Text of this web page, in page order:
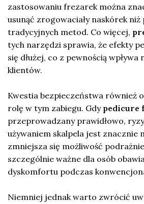
zastosowaniu frezarek można
usunąć zrogowaciały naskórek niż
tradycyjnych metod. Co więcej,
tych narzędzi sprawia, że efekty
się dłużej, co z pewnością wpływa
klientów.
Kwestia bezpieczeństwa również
rolę w tym zabiegu. Gdy pedicure
przeprowadzany prawidłowo,
używaniem skalpela jest znacznie
zmniejsza się możliwość
szczególnie ważne dla osób
dyskomfortu podczas
Niemniej jednak warto zwrócić